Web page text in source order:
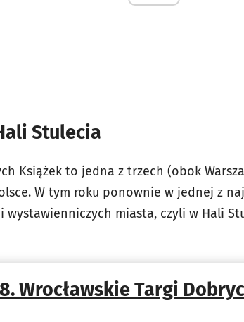
Stulecia
Książek to jedna z trzech (obok
W tym roku ponownie w jednej z
wystawienniczych miasta, czyli w Hali
Wrocławskie Targi